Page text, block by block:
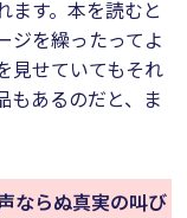
ます。本を読むと
ジを繰ったってよ
見せていてもそれ
もあるのだと、ま
ならぬ真実の叫び